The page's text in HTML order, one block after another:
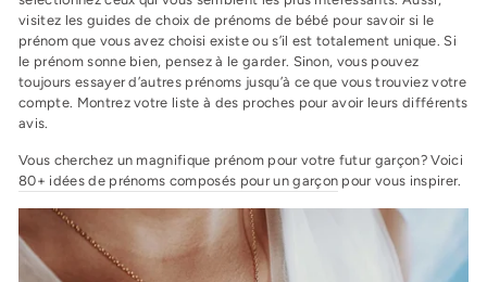
visitez les guides de choix de prénoms de bébé pour savoir si le
prénom que vous avez choisi existe ou s’il est totalement unique. Si
le prénom sonne bien, pensez à le garder. Sinon, vous pouvez
toujours essayer d’autres prénoms jusqu’à ce que vous trouviez votre
compte. Montrez votre liste à des proches pour avoir leurs différents
avis.
Vous cherchez un magnifique prénom pour votre futur garçon? Voici
80+ idées de prénoms composés pour un garçon pour vous inspirer.